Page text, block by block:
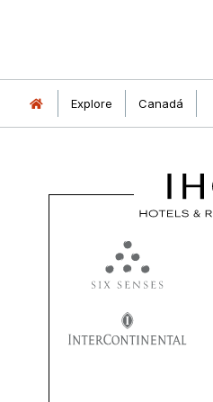
Explore Canadá